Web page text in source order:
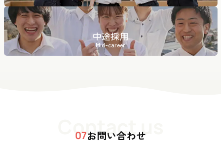
中途採用
Mid-career
Contact us
07お問い合わせ